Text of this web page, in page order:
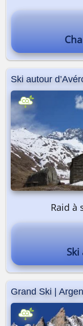
Ski autour
Raid à
Grand Ski |